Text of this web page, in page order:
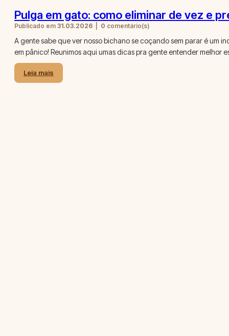
Pulga em gato: como eliminar de vez e
Publicado em 31.03.2026 0 comentário(s)
A gente sabe que ver nosso bichano se coçando sem parar é um
em pânico! Reunimos aqui umas dicas pra gente entender melhor
Leia mais